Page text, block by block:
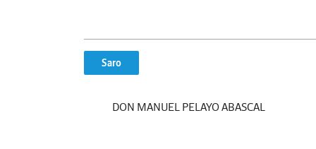
Saro
DON MANUEL PELAYO ABASCAL